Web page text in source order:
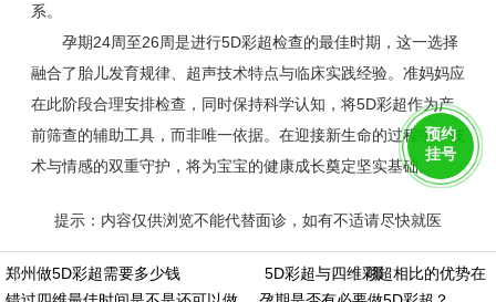
系。
孕期24周至26周是进行5D彩超检查的最佳时期，这一选择
融合了胎儿发育规律、超声技术特点与临床实践经验。准妈妈应
在此阶段合理安排检查，同时保持科学认知，将5D彩超作为产
前筛查的辅助工具，而非唯一依据。在迎接新生命的过程中，技
术与情感的双重守护，将为宝宝的健康成长奠定坚实基础。
提示：内容仅供浏览不能代替面诊，如有不适请尽快就医
郑州做5D彩超需要多少钱
5D彩超与四维彩超相比的优势在哪
预约
挂号